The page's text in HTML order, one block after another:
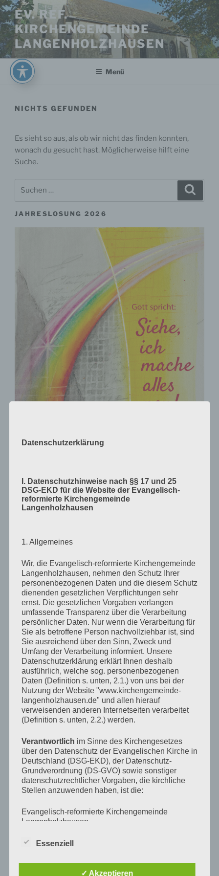
Zum
Inhalt
springen
EV. REF.
KIRCHENGEMEINDE
LANGENHOLZHAUSEN
Menü
NICHTS GEFUNDEN
Es sieht so aus, als ob wir nicht das finden konnten,
wonach du gesucht hast. Möglicherweise hilft eine
Suche.
JAHRESLOSUNG 2026
Verlag am Birnbach– Motiv von Stefanie Bahlinger,
Mössingen
Veranstaltungen im Januar 2026
MoMontag
DiDienstag
MiMittwoch
DoDonnerstag
FrFreitag
SaSamstag
So
2929.
Dezember
2025
●●
(2
Veranstaltungen)
3030.
Dezember
2025
●
(1
Veranstaltung)
3131.
Dezember
2025
●●●
(5
Veranstaltungen)
11.
Januar
2026
●
(1
Veranstaltung)
2 2.
Januar
2026
●●
(2
Veranstaltungen)
33.
Januar
2026
●●
(2
2026
(2
55.
Januar
2026
●●
(2
Veranstaltungen)
66.
Januar
2026
●
(1
Veranstaltung)
77.
Januar
2026
●●●
(5
Veranstaltungen)
88.
Januar
2026
(1
Veranstaltung)
9 9.
Januar
2026
●●
(2
Veranstaltungen)
1010.
Januar
2026
(2
1111.
●●
1212.
Januar
2026
●●
(2
Veranstaltungen)
1313.
Januar
2026
●
(1
Veranstaltung)
1414.
Januar
2026
●●●
(5
Veranstaltungen)
15 15.
Januar
2026
(1
Veranstaltung)
1616.
Januar
2026
(1
Veranstaltung)
1717.
Januar
2026
(2
1919.
Januar
2026
●●
(2
Veranstaltungen)
2020.
Januar
2026
●
(1
Veranstaltung)
2121.
Januar
2026
●●●
(5
Veranstaltungen)
2222.
Januar
2026
●
(1
Veranstaltung)
2323.
Januar
2026
●
(1
Veranstaltung)
2424.
Januar
2026
●●
(2
2626.
Januar
2026
●●
(2
Veranstaltungen)
2727.
Januar
2026
●
(1
Veranstaltung)
28 28.
Januar
2026
●●●
(5
Veranstaltungen)
29 29.
Januar
2026
●
(1
Veranstaltung)
3030.
Januar
2026
●
(1
Veranstaltung)
3131.
Januar
●●
TAGESLOSUNG
Datenschutzerklärung
I. Datenschutzhinweise nach §§ 17 und 25
DSG-EKD für die Website der Evangelisch-
reformierte Kirchengemeinde
Langenholzhausen
1. Allgemeines
Wir, die Evangelisch-reformierte Kirchengemeinde
Langenholzhausen, nehmen den Schutz Ihrer
personenbezogenen Daten und die diesem Schutz
dienenden gesetzlichen Verpflichtungen sehr
ernst. Die gesetzlichen Vorgaben verlangen
umfassende Transparenz über die Verarbeitung
persönlicher Daten. Nur wenn die Verarbeitung für
Sie als betroffene Person nachvollziehbar ist, sind
Sie ausreichend über den Sinn, Zweck und
Umfang der Verarbeitung informiert. Unsere
Datenschutzerklärung erklärt Ihnen deshalb
ausführlich, welche sog. personenbezogenen
Daten (Definition s. unten, 2.1.) von uns bei der
Nutzung der Website "www.kirchengemeinde-
langenholzhausen.de" und allen hierauf
verweisenden anderen Internetseiten verarbeitet
(Definition s. unten, 2.2.) werden.
Verantwortlich im Sinne des Kirchengesetzes
über den Datenschutz der Evangelischen Kirche in
Deutschland (DSG-EKD), der Datenschutz-
Grundverordnung (DS-GVO) sowie sonstiger
datenschutzrechtlicher Vorgaben, die kirchliche
Stellen anzuwenden haben, ist die:
Evangelisch-reformierte Kirchengemeinde
Langenholzhausen
32689 Kalletal
info@kirchengemeinde-
Essenziell
✓ Akzeptieren